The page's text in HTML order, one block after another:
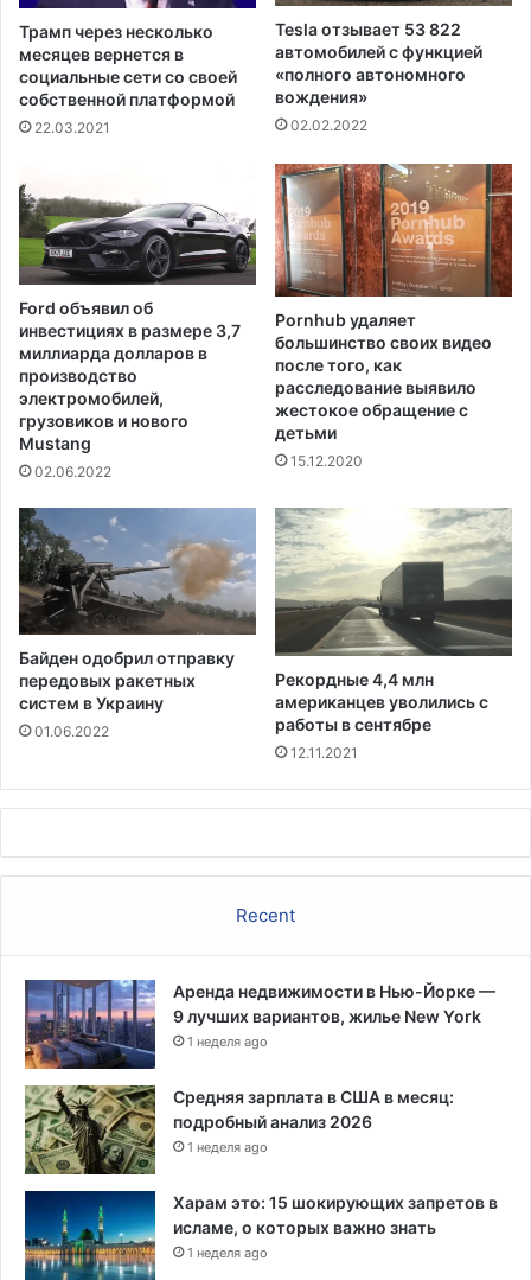
ы
Н
ь
Д
ж
е
р
и
в
ы
м
н
о
а
м
к
а
а
и
я
н
а
л
ж
а
х
н
а
о
н
V
D
-
1
9
Трамп через несколько
месяцев вернется в
социальные сети со своей
собственной платформой
22.03.2021
Tesla отзывает 53 822
автомобилей с функцией
«полного автономного
вождения»
02.02.2022
Ford объявил об
инвестициях в размере 3,7
миллиарда долларов в
производство
электромобилей,
грузовиков и нового
Mustang
02.06.2022
Pornhub удаляет
большинство своих видео
после того, как
расследование выявило
жестокое обращение с
детьми
15.12.2020
Байден одобрил отправку
передовых ракетных
систем в Украину
01.06.2022
Рекордные 4,4 млн
американцев уволились с
работы в сентябре
12.11.2021
Recent
Аренда недвижимости в Нью-Йорке —
9 лучших вариантов, жилье New York
1 неделя ago
Средняя зарплата в США в месяц:
подробный анализ 2026
1 неделя ago
Харам это: 15 шокирующих запретов в
исламе, о которых важно знать
1 неделя ago